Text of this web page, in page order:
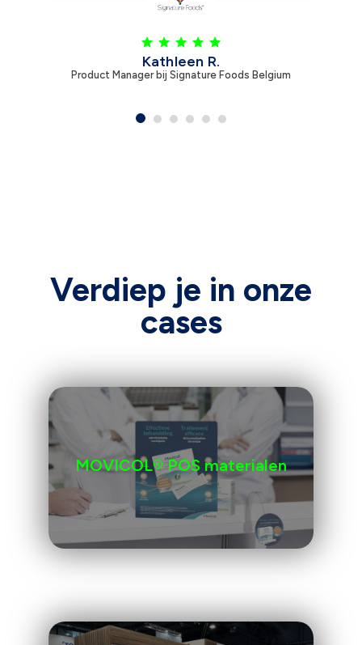
Verdiep je in onze
cases
MOVICOL® POS materialen